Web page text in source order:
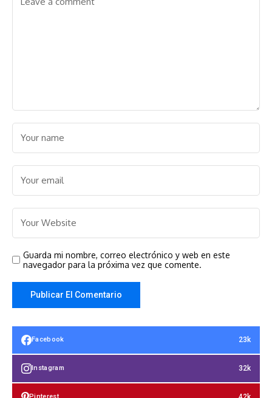
Guarda mi nombre, correo electrónico y web en este
navegador para la próxima vez que comente.
Facebook 23k
Instagram 32k